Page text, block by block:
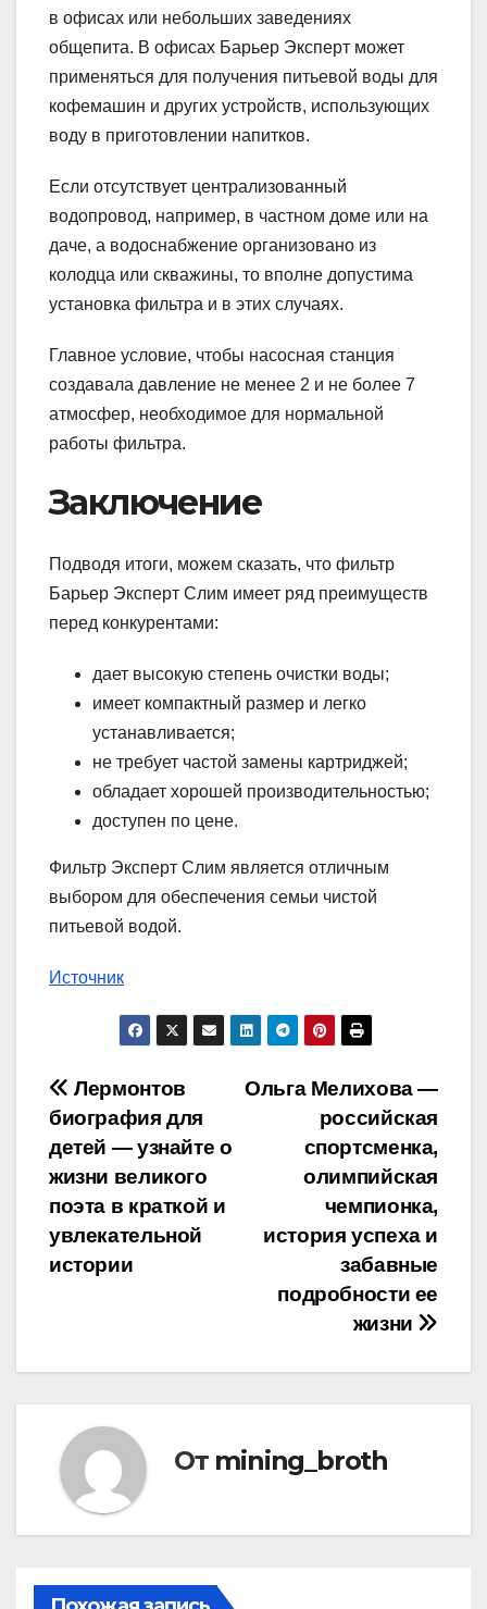
в офисах или небольших заведениях
общепита. В офисах Барьер Эксперт может
применяться для получения питьевой воды для
кофемашин и других устройств, использующих
воду в приготовлении напитков.
Если отсутствует централизованный
водопровод, например, в частном доме или на
даче, а водоснабжение организовано из
колодца или скважины, то вполне допустима
установка фильтра и в этих случаях.
Главное условие, чтобы насосная станция
создавала давление не менее 2 и не более 7
атмосфер, необходимое для нормальной
работы фильтра.
Заключение
Подводя итоги, можем сказать, что фильтр
Барьер Эксперт Слим имеет ряд преимуществ
перед конкурентами:
дает высокую степень очистки воды;
имеет компактный размер и легко
устанавливается;
не требует частой замены картриджей;
обладает хорошей производительностью;
доступен по цене.
Фильтр Эксперт Слим является отличным
выбором для обеспечения семьи чистой
питьевой водой.
Источник
Навигация
по
записям
Ольга Мелихова —
российская
спортсменка,
олимпийская
чемпионка,
история успеха и
забавные
подробности ее
жизни
Лермонтов
биография для
детей — узнайте о
жизни великого
поэта в краткой и
увлекательной
истории
От mining_broth